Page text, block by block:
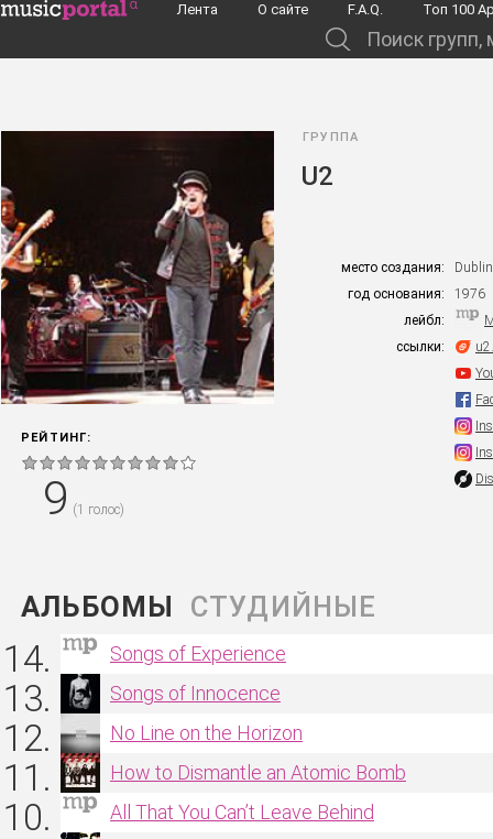
Перейти к основному содержанию
Лента О сайте F.A.Q. Toп 100
РЕЙТИНГ:
9 (1 голос)
ГРУППА
U2
место создания:
год основания:
1976
лейбл:
ссылки:
АЛЬБОМЫ
Songs of Experience
Songs of Innocence
No Line on the Horizon
How to Dismantle an Atomic Bomb
All That You Can’t Leave Behind